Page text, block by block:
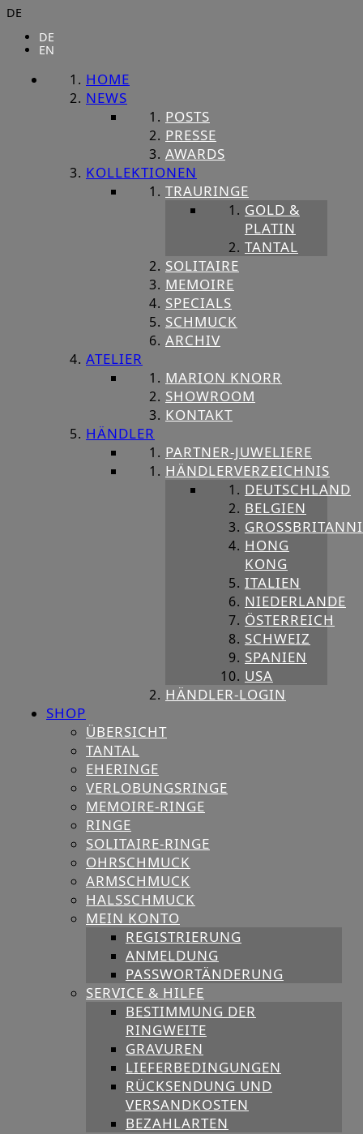
DE
DE
EN
HOME
NEWS
POSTS
PRESSE
AWARDS
KOLLEKTIONEN
TRAURINGE
GOLD &
PLATIN
TANTAL
SOLITAIRE
MEMOIRE
SPECIALS
SCHMUCK
ARCHIV
ATELIER
MARION KNORR
SHOWROOM
KONTAKT
HÄNDLER
PARTNER-JUWELIERE
HÄNDLERVERZEICHNIS
DEUTSCHLAND
BELGIEN
HONG
KONG
ITALIEN
NIEDERLANDE
ÖSTERREICH
SCHWEIZ
SPANIEN
USA
HÄNDLER-LOGIN
SHOP
ÜBERSICHT
TANTAL
EHERINGE
VERLOBUNGSRINGE
MEMOIRE-RINGE
RINGE
SOLITAIRE-RINGE
OHRSCHMUCK
ARMSCHMUCK
HALSSCHMUCK
MEIN KONTO
REGISTRIERUNG
ANMELDUNG
PASSWORTÄNDERUNG
SERVICE & HILFE
BESTIMMUNG DER
RINGWEITE
GRAVUREN
LIEFERBEDINGUNGEN
RÜCKSENDUNG UND
VERSANDKOSTEN
BEZAHLARTEN